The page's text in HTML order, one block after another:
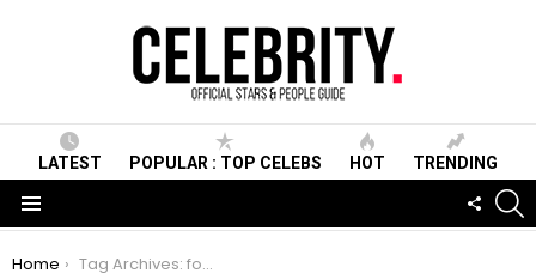
LATEST POPULAR : TOP CELEBS HOT TRENDING
You are here:
Home Tag Archives: footballeur international tunisien